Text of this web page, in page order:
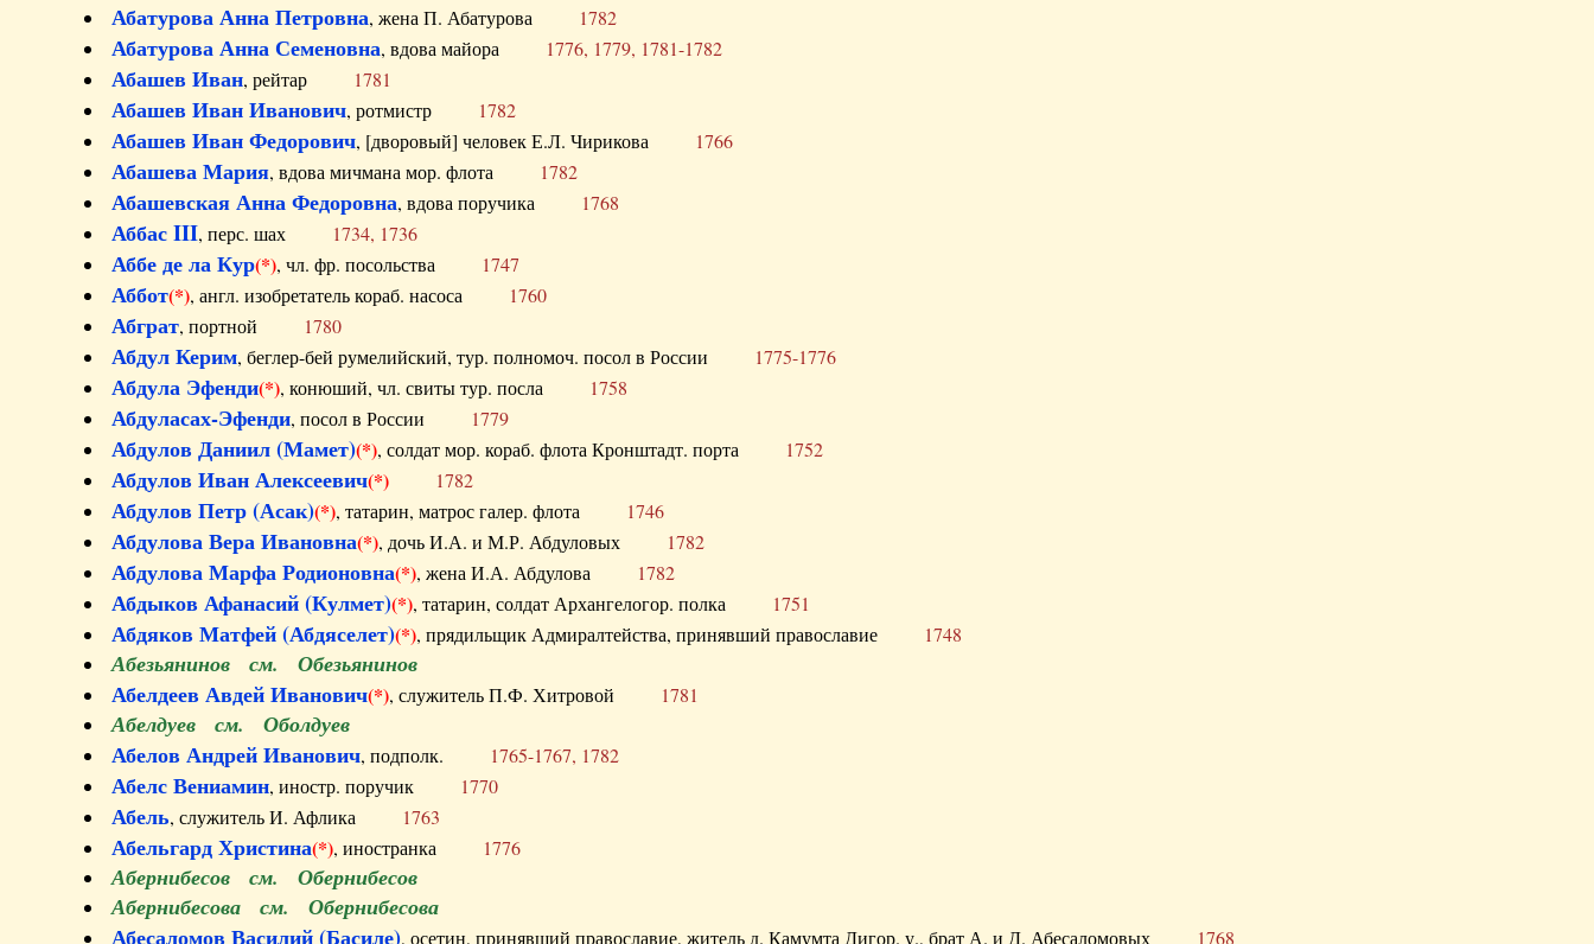
Абатурова Анна Петровна, жена П. Абатурова 1782
Абатурова Анна Семеновна, вдова майора 1776, 1779, 1781-1782
Абашев Иван, рейтар 1781
Абашев Иван Иванович, ротмистр 1782
Абашев Иван Федорович, [дворовый] человек Е.Л. Чирикова 1766
Абашева Мария, вдова мичмана мор. флота 1782
Абашевская Анна Федоровна, вдова поручика 1768
Аббас III, перс. шах 1734, 1736
Аббе де ла Кур(*), чл. фр. посольства 1747
Аббот(*), англ. изобретатель кораб. насоса 1760
Абграт, портной 1780
Абдул Керим, беглер-бей румелийский, тур. полномоч. посол в России 1775-1776
Абдула Эфенди(*), конюший, чл. свиты тур. посла 1758
Абдуласах-Эфенди, посол в России 1779
Абдулов Даниил (Мамет)(*), солдат мор. кораб. флота Кронштадт. порта 1752
Абдулов Иван Алексеевич(*) 1782
Абдулов Петр (Асак)(*), татарин, матрос галер. флота 1746
Абдулова Вера Ивановна(*), дочь И.А. и М.Р. Абдуловых 1782
Абдулова Марфа Родионовна(*), жена И.А. Абдулова 1782
Абдыков Афанасий (Кулмет)(*), татарин, солдат Архангелогор. полка 1751
Абдяков Матфей (Абдяселет)(*), прядильщик Адмиралтейства, принявший православие 1748
Абезьянинов см. Обезьянинов
Абелдеев Авдей Иванович(*), служитель П.Ф. Хитровой 1781
Абелдуев см. Оболдуев
Абелов Андрей Иванович, подполк. 1765-1767, 1782
Абелс Вениамин, иностр. поручик 1770
Абель, служитель И. Афлика 1763
Абельгард Христина(*), иностранка 1776
Абернибесов см. Обернибесов
Абернибесова см. Обернибесова
Абесаломов Василий (Басиле), осетин, принявший православие, житель д. Камумта Дигор. у., брат А. и Д. Абесаломовых 1768